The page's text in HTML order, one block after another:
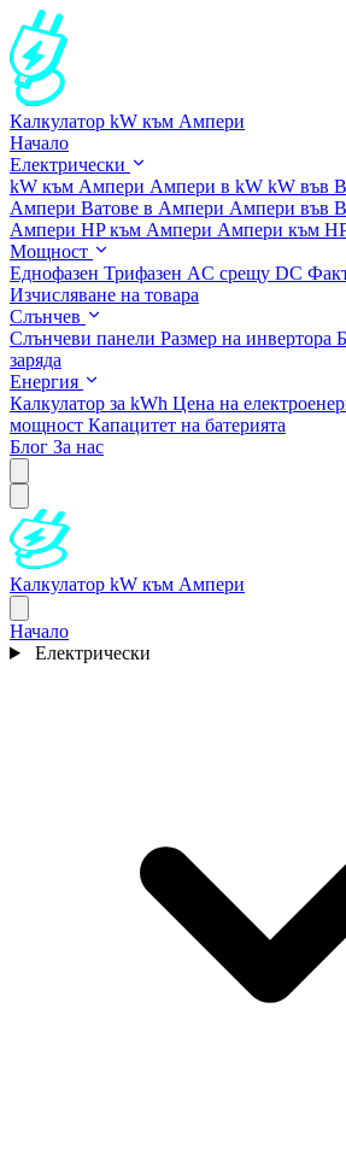
Калкулатор kW към Ампери
Начало
Електрически
kW към Ампери Ампери в kW kW във
Ампери Ватове в Ампери Ампери във
Ампери HP към Ампери Ампери към
Мощност
Еднофазен Трифазен AC срещу DC
Изчисляване на товара
Слънчев
Слънчеви панели Размер на инвертора
заряда
Енергия
Калкулатор за kWh Цена на
мощност Капацитет на батерията
Блог За нас
Калкулатор kW към Ампери
Начало
Електрически